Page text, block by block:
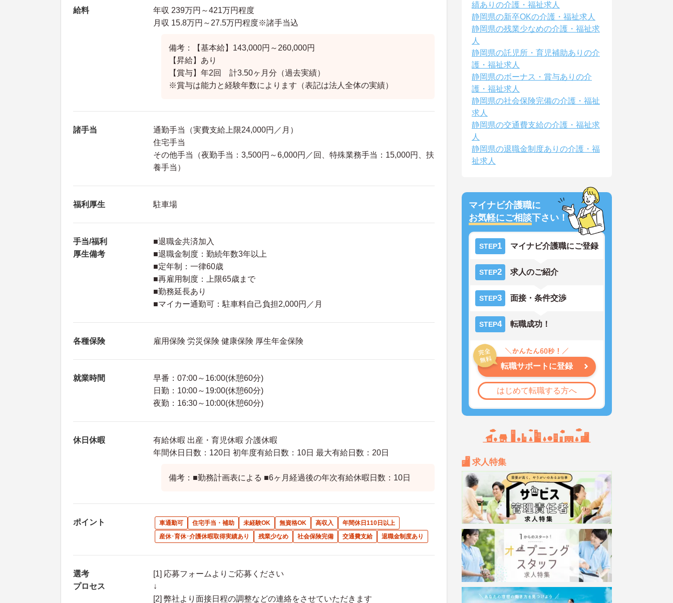
給料
年収 239万円～421万円程度
月収 15.8万円～27.5万円程度※諸手当込
備考：【基本給】143,000円～260,000円
【昇給】あり
【賞与】年2回 計3.50ヶ月分（過去実績）
※賞与は能力と経験年数によります（表記は法人全体の実績）
諸手当
通勤手当（実費支給上限24,000円／月）
住宅手当
その他手当（夜勤手当：3,500円～6,000円／回、特殊業務手当：15,000円、扶
養手当）
福利厚生 駐車場
手当/福利
厚生備考
■退職金共済加入
■退職金制度：勤続年数3年以上
■定年制：一律60歳
■再雇用制度：上限65歳まで
■勤務延長あり
■マイカー通勤可：駐車料自己負担2,000円／月
各種保険 雇用保険 労災保険 健康保険 厚生年金保険
就業時間
早番：07:00～16:00(休憩60分)
日勤：10:00～19:00(休憩60分)
夜勤：16:30～10:00(休憩60分)
休日休暇
有給休暇 出産・育児休暇 介護休暇
年間休日日数：120日 初年度有給日数：10日 最大有給日数：20日
備考：■勤務計画表による ■6ヶ月経過後の年次有給休暇日数：10日
ポイント 車通勤可 住宅手当・補助 未経験OK 無資格OK 高収入
年間休日110日以上
産休･育休･介護休暇取得実績あり
残業少なめ 社会保険完備 交通費支給 退職金制度あり
選考
プロセス
[1] 応募フォームよりご応募ください
↓
[2] 弊社より面接日程の調整などの連絡をさせていただきます
績ありの介護・福祉求人
静岡県の新卒OKの介護・福祉求人
静岡県の残業少なめの介護・福祉求
人
静岡県の託児所・育児補助ありの介
護・福祉求人
静岡県のボーナス・賞与ありの介
護・福祉求人
静岡県の社会保険完備の介護・福祉
求人
静岡県の交通費支給の介護・福祉求
人
静岡県の退職金制度ありの介護・福
祉求人
マイナビ介護職に
お気軽にご相談下さい！
STEP1 マイナビ介護職にご登録
STEP2 求人のご紹介
STEP3 面接・条件交渉
STEP4 転職成功！
転職サポートに登録
はじめて転職する方へ
求人特集